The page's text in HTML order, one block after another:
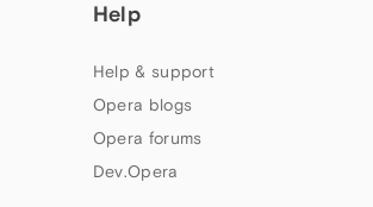
Help
Help & support
Opera blogs
Opera forums
Dev.Opera